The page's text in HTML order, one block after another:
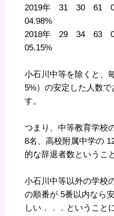
2019年 31 30 61
04.98%
2018年 29 34 63
05.15%
小石川中等を除くと、
5%）の安定した人数
す。
つまり、中等教育学校
8名、高校附属中学の
的な辞退者数というこ
小石川中等以外の学校
の順番が 5番以内なら
しい．．．ということ